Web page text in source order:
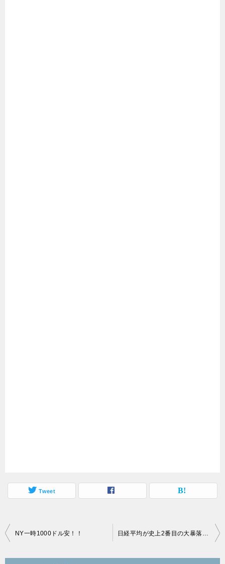
Tweet
投
NY一時1000ドル安！！ 日経平均が史上2番目の大暴落！ローリスクイベント投資家はどう動く！？